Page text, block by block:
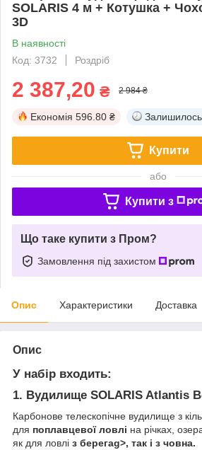
SOLARIS 4 м + Котушка +
3D
В наявності
Код: 3732
Роздріб
2 387,20 ₴ 2 984 ₴
Економія 596.80 ₴ Залишилось
Купити
або
Купити з
Що таке купити з Пром?
Замовлення під захистом
Опис Характеристики Доставка
Опис
У набір входить:
1. Вудилище SOLARIS Atlantis
Карбонове телескопічне вудилище з
для поплавцевої ловлі на річках,
як для ловлі з берегаg>, так і з човна.